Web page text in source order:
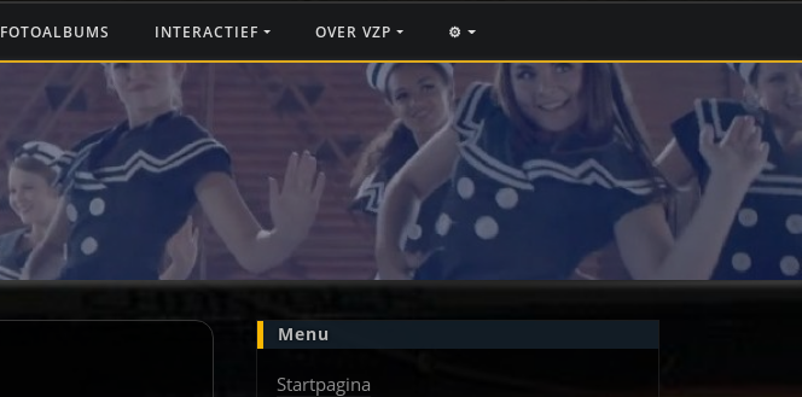
FOTOALBUMS INTERACTIEF OVER VZP ⚙️
Menu
Startpagina